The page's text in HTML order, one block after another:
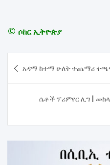
© ሶከር ኢትዮጵያ
navigation
አዳማ ከተማ ሁለት ተጨማሪ
ሴቶች ፕሪምየር ሊግ |